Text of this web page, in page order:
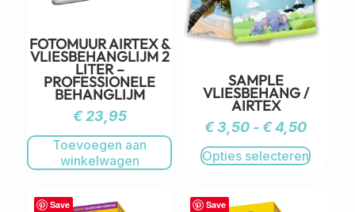
FOTOMUUR AIRTEX &
VLIESBEHANGLIJM 2
LITER –
PROFESSIONELE
BEHANGLIJM
€23,95
Toevoegen aan
winkelwagen
SAMPLE
VLIESBEHANG /
AIRTEX
€3,50 - €4,50
Opties selecteren
Save Save